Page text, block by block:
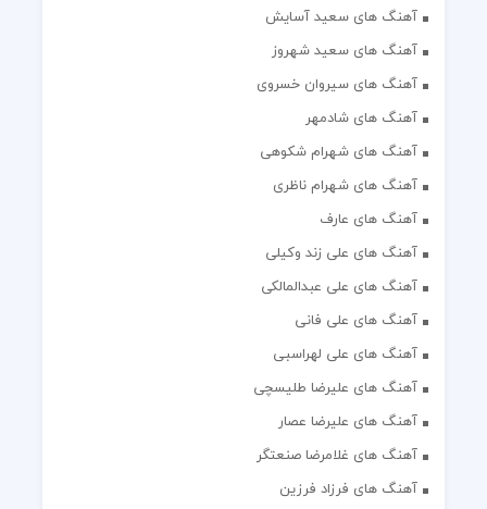
آهنگ های سعید آسایش
آهنگ های سعید شهروز
آهنگ های سیروان خسروی
آهنگ های شادمهر
آهنگ های شهرام شکوهی
آهنگ های شهرام ناظری
آهنگ های عارف
آهنگ های علی زند وکیلی
آهنگ های علی عبدالمالکی
آهنگ های علی فانی
آهنگ های علی لهراسبی
آهنگ های علیرضا طلیسچی
آهنگ های علیرضا عصار
آهنگ های غلامرضا صنعتگر
آهنگ های فرزاد فرزین